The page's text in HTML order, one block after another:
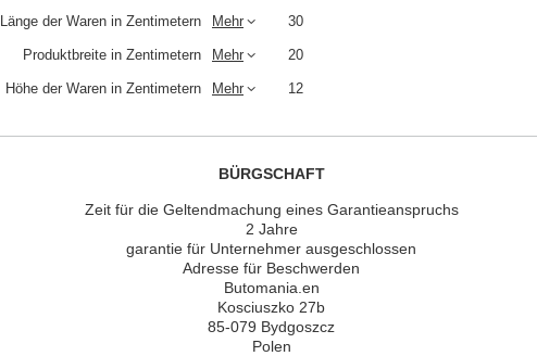
Länge der Waren in Zentimetern Mehr 30
Produktbreite in Zentimetern Mehr 20
Höhe der Waren in Zentimetern Mehr 12
BÜRGSCHAFT
Zeit für die Geltendmachung eines Garantieanspruchs
2 Jahre
garantie für Unternehmer ausgeschlossen
Adresse für Beschwerden
Butomania.en
Kosciuszko 27b
85-079 Bydgoszcz
Polen